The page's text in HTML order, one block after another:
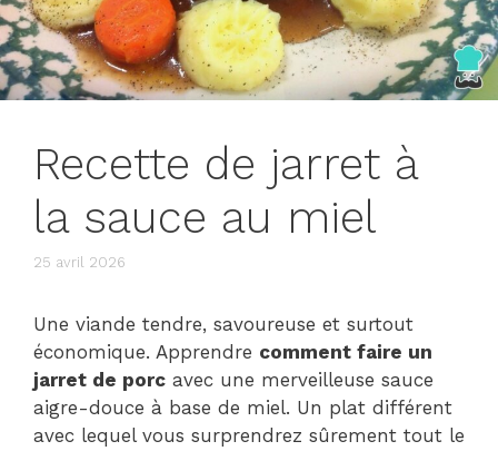
Recette de jarret à
la sauce au miel
25 avril 2026
Une viande tendre, savoureuse et surtout
économique. Apprendre comment faire un
jarret de porc avec une merveilleuse sauce
aigre-douce à base de miel. Un plat différent
avec lequel vous surprendrez sûrement tout le